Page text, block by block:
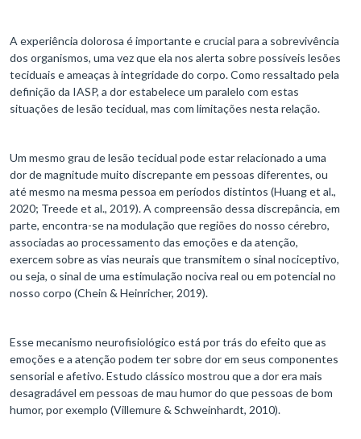
A experiência dolorosa é importante e crucial para a sobrevivência
dos organismos, uma vez que ela nos alerta sobre possíveis lesões
teciduais e ameaças à integridade do corpo. Como ressaltado pela
definição da IASP, a dor estabelece um paralelo com estas
situações de lesão tecidual, mas com limitações nesta relação.
Um mesmo grau de lesão tecidual pode estar relacionado a uma
dor de magnitude muito discrepante em pessoas diferentes, ou
até mesmo na mesma pessoa em períodos distintos (Huang et al.,
2020; Treede et al., 2019). A compreensão dessa discrepância, em
parte, encontra-se na modulação que regiões do nosso cérebro,
associadas ao processamento das emoções e da atenção,
exercem sobre as vias neurais que transmitem o sinal nociceptivo,
ou seja, o sinal de uma estimulação nociva real ou em potencial no
nosso corpo (Chein & Heinricher, 2019).
Esse mecanismo neurofisiológico está por trás do efeito que as
emoções e a atenção podem ter sobre dor em seus componentes
sensorial e afetivo. Estudo clássico mostrou que a dor era mais
desagradável em pessoas de mau humor do que pessoas de bom
humor, por exemplo (Villemure & Schweinhardt, 2010).